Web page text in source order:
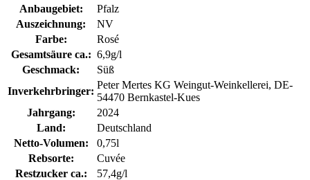
Anbaugebiet:
Pfalz
Auszeichnung:
NV
Farbe:
Rosé
Gesamtsäure ca.: 6,9g/l
Geschmack:
Süß
Inverkehrbringer:
Peter Mertes KG Weingut-Weinkellerei, DE-
54470 Bernkastel-Kues
Jahrgang:
2024
Land:
Deutschland
Netto-Volumen:
0,75l
Rebsorte:
Cuvée
Restzucker ca.:
57,4g/l